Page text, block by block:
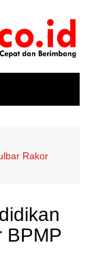
Rakor
BPMP